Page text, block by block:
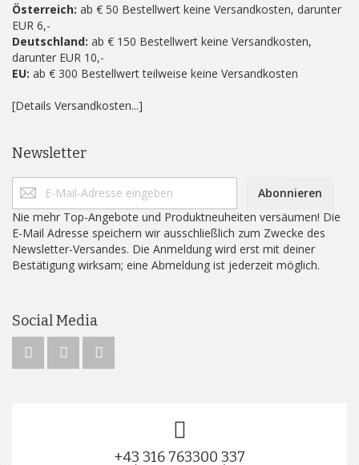
Österreich: ab € 50 Bestellwert keine Versandkosten, darunter
EUR 6,-
Deutschland: ab € 150 Bestellwert keine Versandkosten,
darunter EUR 10,-
EU: ab € 300 Bestellwert teilweise keine Versandkosten
[Details Versandkosten...]
Newsletter
Abonnieren
Nie mehr Top-Angebote und Produktneuheiten versäumen! Die
E-Mail Adresse speichern wir ausschließlich zum Zwecke des
Newsletter-Versandes. Die Anmeldung wird erst mit deiner
Bestätigung wirksam; eine Abmeldung ist jederzeit möglich.
Social Media
+43 316 763300 337